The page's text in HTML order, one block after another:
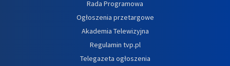
Rada Programowa
Ogłoszenia przetargowe
Akademia Telewizyjna
Regulamin tvp.pl
Telegazeta ogłoszenia